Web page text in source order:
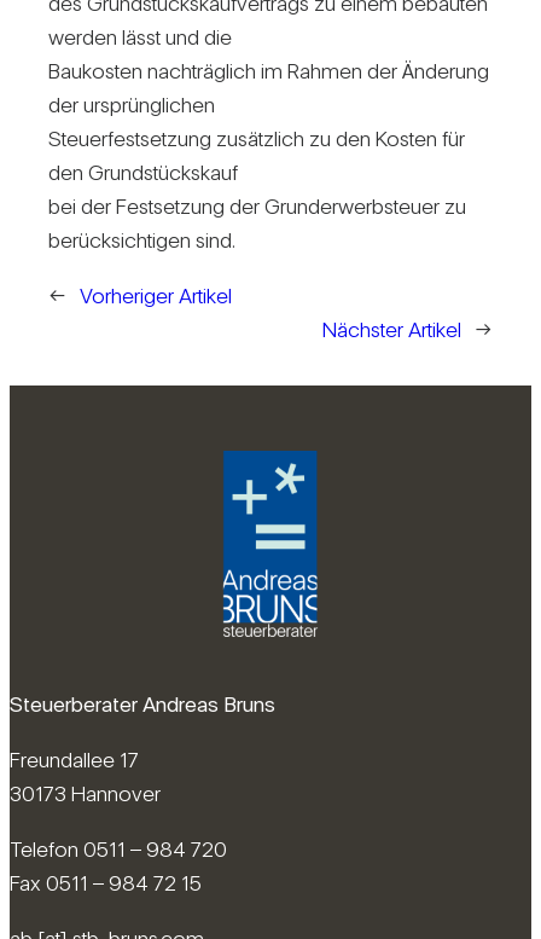
werden lässt und die
Bau­kosten nach­träg­lich im Rahmen der Ände­rung
der ursprüng­li­chen
Steu­er­fest­set­zung zusätz­lich zu den Kosten für
den Grund­stücks­kauf
bei der Fest­set­zung der Grund­er­werb­steuer zu
berück­sich­tigen sind.
← Vorheriger Artikel
Nächster Artikel
→
Steuerberater Andreas Bruns
Freundallee 17
30173 Hannover
Telefon 0511 – 984 720
Fax 0511 – 984 72 15